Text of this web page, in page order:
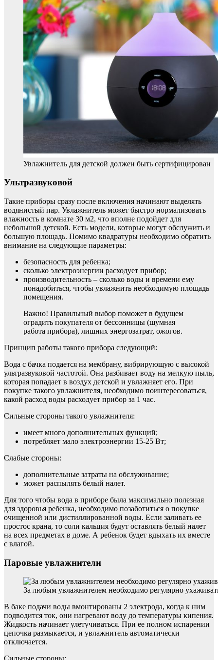
Увлажнитель для детской должен быть сертифицирован
Ультразвуковой
Такие приборы сразу после включения начинают выделять
водянистый пар. Увлажнитель может быстро нормализовать
влажность в комнате 30 м2, что вполне подойдет для
небольшой детской. Есть модели, которые могут обслужить и
большую площадь. Помимо квадратуры необходимо обратить
внимание на следующие параметры:
безопасность для ребенка;
сколько электроэнергии расходует прибор;
производительность – сколько воды и времени ему
понадобиться, чтобы увлажнить необходимую площадь
помещения.
Важно! Правильный выбор поможет в будущем
оградить покупателя от бессонницы (шумная
работа прибора), лишних энергозатрат, ожогов.
Принцип работы такого прибора следующий:
Вода с бачка подается на мембрану, вибрирующую с высокой
ультразвуковой частотой. Она разбивает воду на мелкую пыль,
которая попадает в воздух детской и увлажняет его. При
покупке такого увлажнителя, необходимо поинтересоваться,
какой расход воды расходует прибор за 1 час.
Сильные стороны такого увлажнителя:
имеет много дополнительных функций;
потребляет мало электроэнергии 15-25 Вт;
Слабые стороны:
дополнительные затраты на обслуживание;
может распылять белый налет.
Для того чтобы вода в приборе была максимально полезная
для здоровья ребенка, необходимо позаботиться о покупке
очищенной или дистиллированной воды. Если заливать ее
простос крана, то соли кальция будут оставлять белый налет
на всех предметах в доме. А ребенок будет вдыхать их вместе
с влагой.
Паровые увлажнители
За любым увлажнителем необходимо регулярно
В баке подачи воды вмонтированы 2 электрода, когда к ним
подводится ток, они нагревают воду до температуры кипения.
Жидкость начинает улетучиваться. При ее полном испарении
цепочка размыкается, и увлажнитель автоматически
отключается.